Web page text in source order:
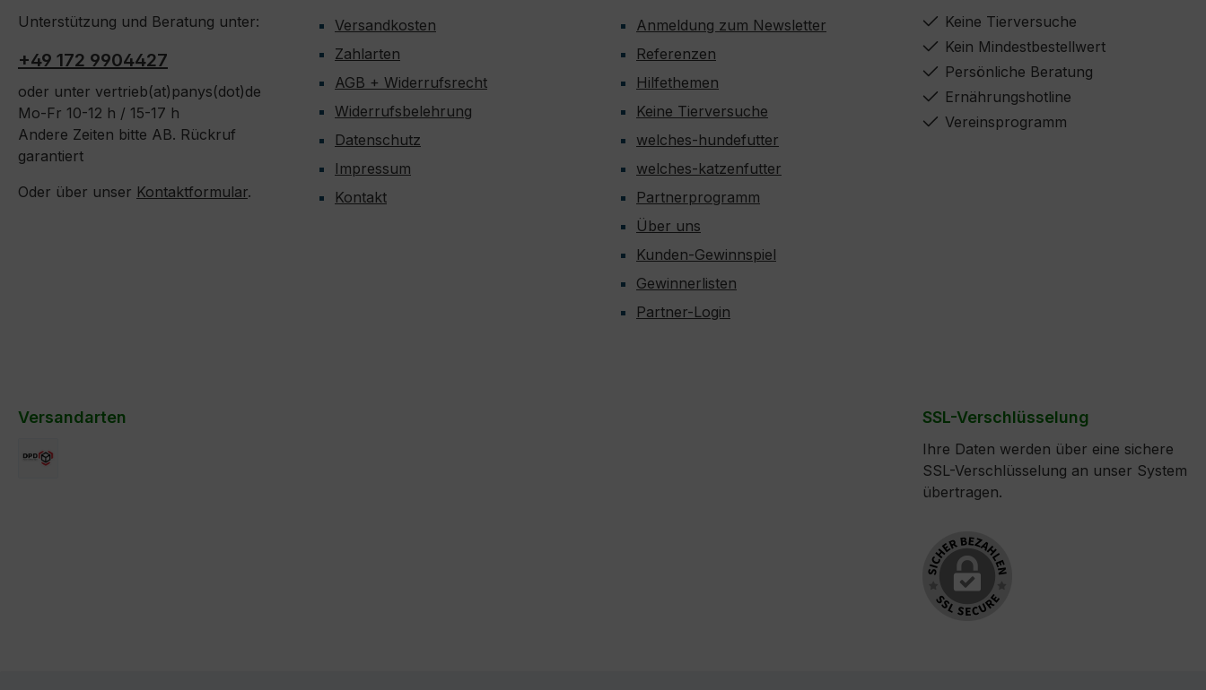
Unterstützung und Beratung unter:
+49 172 9904427
oder unter vertrieb(at)panys(dot)de
Mo-Fr 10-12 h / 15-17 h
Andere Zeiten bitte AB. Rückruf
garantiert
Oder über unser Kontaktformular.
Versandkosten
Zahlarten
AGB + Widerrufsrecht
Widerrufsbelehrung
Datenschutz
Impressum
Kontakt
Anmeldung zum Newsletter
Referenzen
Hilfethemen
Keine Tierversuche
welches-hundefutter
welches-katzenfutter
Partnerprogramm
Über uns
Kunden-Gewinnspiel
Gewinnerlisten
Partner-Login
Keine Tierversuche
Kein Mindestbestellwert
Persönliche Beratung
Ernährungshotline
Vereinsprogramm
Versandarten SSL-Verschlüsselung
Ihre Daten werden über eine sichere
SSL-Verschlüsselung an unser System
übertragen.